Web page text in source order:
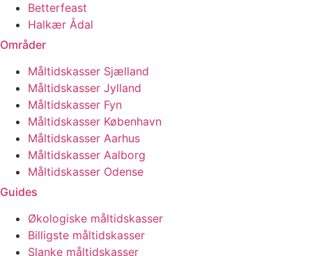
Betterfeast
Halkær Ådal
Områder
Måltidskasser Sjælland
Måltidskasser Jylland
Måltidskasser Fyn
Måltidskasser København
Måltidskasser Aarhus
Måltidskasser Aalborg
Måltidskasser Odense
Guides
Økologiske måltidskasser
Billigste måltidskasser
Slanke måltidskasser